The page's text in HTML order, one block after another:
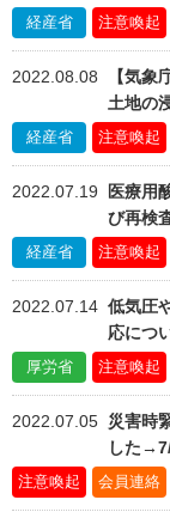
経産省 注意喚起
2022.08.08
【気
土地の
経産省 注意喚起
2022.07.19
医療用
び再検
経産省 注意喚起
2022.07.14 低気圧
応につ
厚労省 注意喚起
2022.07.05 災害時
した
注意喚起 会員連絡